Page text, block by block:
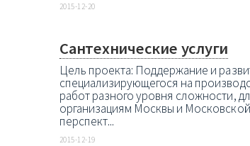
2015-12-20
Сантехнические услуги
Цель проекта: Поддержание и
специализирующегося на
работ разного уровня сложности,
организациям Москвы и
перспект...
2015-12-19